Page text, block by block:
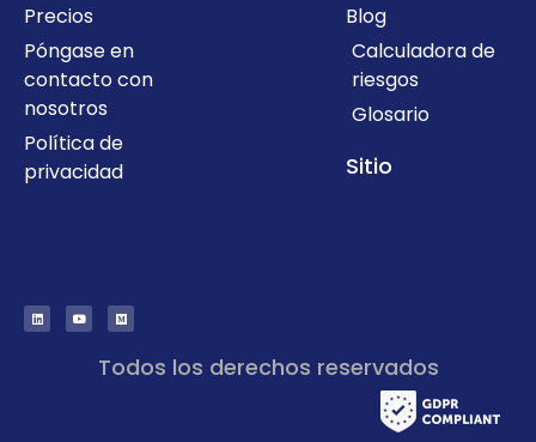
Precios
Póngase en
contacto con
nosotros
Política de
privacidad
Blog
Calculadora de
riesgos
Glosario
Sitio
Todos los derechos reservados